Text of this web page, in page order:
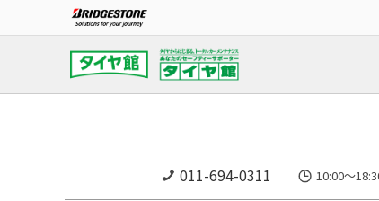
011-694-0311 10:00～